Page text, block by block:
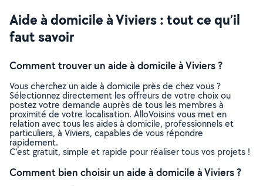
Aide à domicile à Viviers : tout ce qu’il
faut savoir
Comment trouver un aide à domicile à Viviers ?
Vous cherchez un aide à domicile près de chez vous ?
Sélectionnez directement les offreurs de votre choix ou
postez votre demande auprès de tous les membres à
proximité de votre localisation. AlloVoisins vous met en
relation avec tous les aides à domicile, professionnels et
particuliers, à Viviers, capables de vous répondre
rapidement.
C’est gratuit, simple et rapide pour réaliser tous vos projets !
Comment bien choisir un aide à domicile à Viviers ?